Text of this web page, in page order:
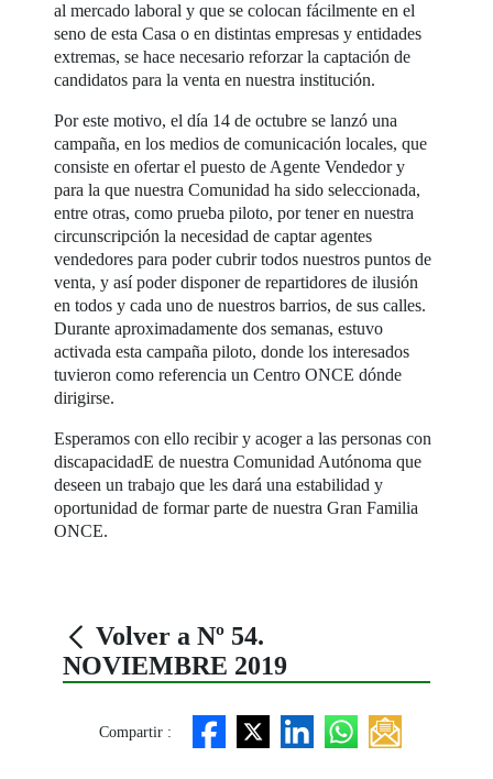
al mercado laboral y que se colocan fácilmente en el
seno de esta Casa o en distintas empresas y entidades
extremas, se hace necesario reforzar la captación de
candidatos para la venta en nuestra institución.
Por este motivo, el día 14 de octubre se lanzó una
campaña, en los medios de comunicación locales, que
consiste en ofertar el puesto de Agente Vendedor y
para la que nuestra Comunidad ha sido seleccionada,
entre otras, como prueba piloto, por tener en nuestra
circunscripción la necesidad de captar agentes
vendedores para poder cubrir todos nuestros puntos de
venta, y así poder disponer de repartidores de ilusión
en todos y cada uno de nuestros barrios, de sus calles.
Durante aproximadamente dos semanas, estuvo
activada esta campaña piloto, donde los interesados
tuvieron como referencia un Centro ONCE dónde
dirigirse.
Esperamos con ello recibir y acoger a las personas con
discapacidadE de nuestra Comunidad Autónoma que
deseen un trabajo que les dará una estabilidad y
oportunidad de formar parte de nuestra Gran Familia
ONCE.
Volver a Nº 54.
NOVIEMBRE 2019
Compartir :